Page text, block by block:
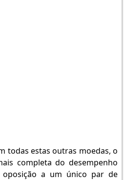
todas estas outras moedas, o
completa do desempenho
a um único par de